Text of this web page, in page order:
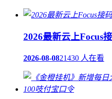
2026最新云上Focus
2026-08-0821430 人在看